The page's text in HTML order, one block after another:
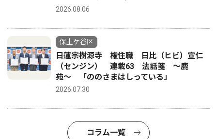
2026.08.06
保土ケ谷区
日蓮宗樹源寺 権住職 日比（ヒビ）宣仁
（センジン） 連載63 法話箋 〜鹿
苑〜 「ののさまはしっている」
2026.07.30
コラム一覧